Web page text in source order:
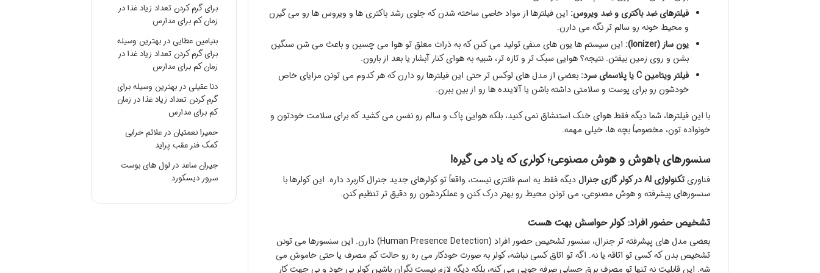
فیلترهای ضد باکتری و ضد ویروس: این فیلترها از مواد خاصی ساخته شدن که جلوی رشد باکتری ها و ویروس ها رو می گیرن
و محیط خونه رو سالم تر نگه می دارن.
یون ساز (Ionizer):
این سیستم ها یون های منفی تولید می کنن که به ذرات معلق تو هوا می چسبن و باعث می شن سنگین
بشن و روی زمین بیفتن. نتیجه؟ هوایی سبک تر و تازه تر، شبیه به هوای کنار آبشار یا بعد از بارون.
فیلتر ویتامین C یا پلاسمای سرد:
بعضی از مدل های لوکس تر حتی این فیلترها رو دارن که هر کدوم می تونن مزایای خاص
خودشون رو برای پوست و سلامتی داشته باشن یا آلاینده ها رو از بین ببرن.
با این فیلترها، شما دیگه فقط هوای خنک استنشاق نمی کنید، بلکه هوایی پاک و سالم رو نفس می کشید که برای سلامت خودتون و
خونواده تون، مخصوصاً بچه ها، خیلی مهمه.
سنسورهای باهوش و هوش مصنوعی؛ کولری که یاد می گیره!
فناوریتکنولوژی AI در کولر گازی جنرال
دیگه فقط یه اسم فانتزی نیست، واقعاً تو کولرهای جدید جنرال کاربرد داره. این کولرها با
سنسورهای پیشرفته و هوش مصنوعی، می تونن محیط رو بهتر درک کنن و عملکردشون رو دقیق تر تنظیم کنن.
تشخیص حضور افراد: کولر حواسش بهت هست
بعضی مدل های پیشرفته تر جنرال، سنسور تشخیص حضور افراد (Human Presence Detection) دارن. این سنسورها می تونن
تشخیص بدن که کسی تو اتاقه یا نه. اگه تو اتاق کسی نباشه، کولر به صورت خودکار می ره رو حالت کم مصرف یا حتی خاموش می
شه. این قابلیت نه تنها تو مصرف برق حسابی صرفه جویی می کنه، بلکه دیگه لازم نیست نگران باشین کولر بی خود و بی جهت کار
برای گرم کردن تعداد زیاد غذا در
زمان کم برای مدارس
بنیامین عطاییدربهترین وسیله
برای گرم کردن تعداد زیاد غذا در
زمان کم برای مدارس
دنا عقیلیدربهترین وسیله برای
گرم کردن تعداد زیاد غذا در زمان
کم برای مدارس
حمیرا نعمتیان درعلائم خرابی
کمک فنر عقب پراید
جیران ساعد درلول های بوست
سرور دیسکورد